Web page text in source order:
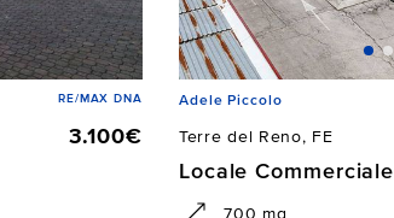
RE/MAX DNA
3.100€
Adele Piccolo
Terre del Reno, FE
Locale Commerciale